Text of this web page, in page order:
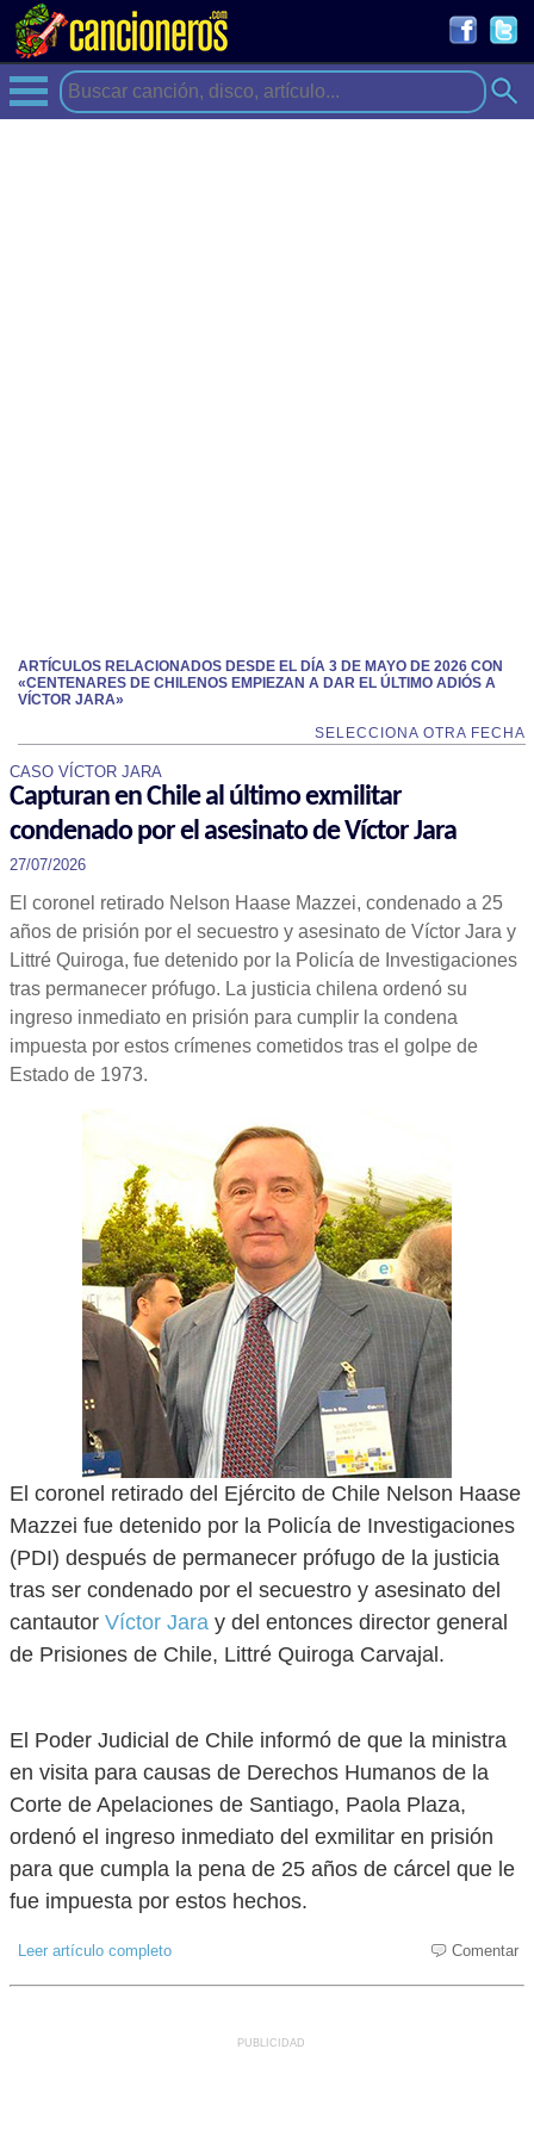
ARTÍCULOS RELACIONADOS DESDE EL DÍA 3 DE MAYO DE 2026 CON
«CENTENARES DE CHILENOS EMPIEZAN A DAR EL ÚLTIMO ADIÓS A
VÍCTOR JARA»
SELECCIONA OTRA FECHA
CASO VÍCTOR JARA
Capturan en Chile al último exmilitar
condenado por el asesinato de Víctor Jara
27/07/2026
El coronel retirado Nelson Haase Mazzei, condenado a 25
años de prisión por el secuestro y asesinato de Víctor Jara y
Littré Quiroga, fue detenido por la Policía de Investigaciones
tras permanecer prófugo. La justicia chilena ordenó su
ingreso inmediato en prisión para cumplir la condena
impuesta por estos crímenes cometidos tras el golpe de
Estado de 1973.
El coronel retirado del Ejército de Chile Nelson Haase
Mazzei fue detenido por la Policía de Investigaciones
(PDI) después de permanecer prófugo de la justicia
tras ser condenado por el secuestro y asesinato del
cantautor Víctor Jara y del entonces director general
de Prisiones de Chile, Littré Quiroga Carvajal.
El Poder Judicial de Chile informó de que la ministra
en visita para causas de Derechos Humanos de la
Corte de Apelaciones de Santiago, Paola Plaza,
ordenó el ingreso inmediato del exmilitar en prisión
para que cumpla la pena de 25 años de cárcel que le
fue impuesta por estos hechos.
Leer artículo completo Comentar
PUBLICIDAD